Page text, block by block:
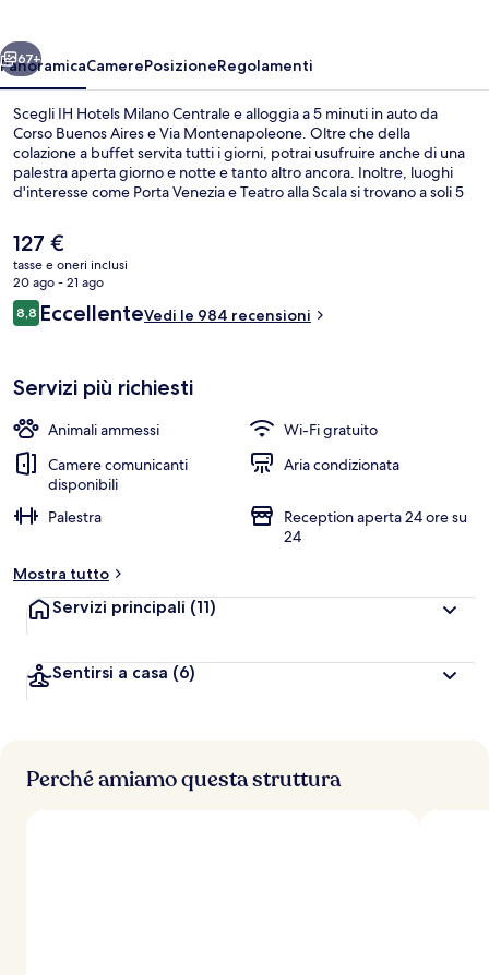
Avanti
67+
PanoramicaCamerePosizioneRegolamenti
Scegli IH Hotels Milano Centrale e alloggia a 5 minuti in auto da
Corso Buenos Aires e Via Montenapoleone. Oltre che della
colazione a buffet servita tutti i giorni, potrai usufruire anche di una
palestra aperta giorno e notte e tanto altro ancora. Inoltre, luoghi
d'interesse come Porta Venezia e Teatro alla Scala si trovano a soli 5
della struttura. Approfitta dei mezzi pubblici nelle vicinanze:
Stazione centrale è a 3 min e Fermata del tram di via Vitruvio a 4 min
a piedi.
Il
prezzo
attuale
è
127 €
127 €
tasse e oneri inclusi
20 ago - 21 ago
Recensioni
8,88,8 su 10
EccellenteVedi le 984 recensioni
Servizi più richiesti
Animali ammessi
Wi-Fi gratuito
Camere comunicanti
disponibili
Aria condizionata
Palestra
Reception aperta 24 ore su
24
Mostra tutto
Servizi principali (11)
Sentirsi a casa (6)
Perché amiamo questa struttura